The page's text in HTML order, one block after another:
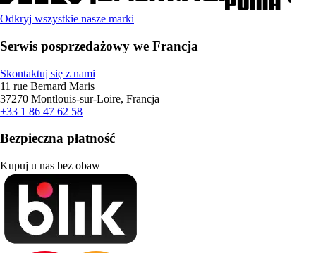
Odkryj wszystkie nasze marki
Serwis posprzedażowy we Francja
Skontaktuj się z nami
11 rue Bernard Maris
37270 Montlouis-sur-Loire, Francja
+33 1 86 47 62 58
Bezpieczna płatność
Kupuj u nas bez obaw